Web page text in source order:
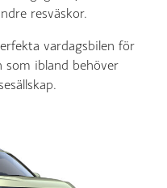
resväskor.
vardagsbilen för
som ibland behöver